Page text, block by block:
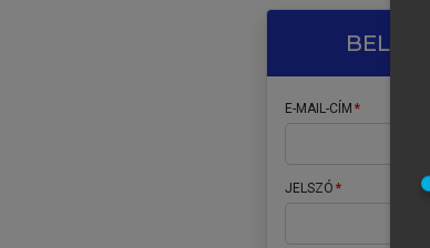
E-MAIL-CÍM
JELSZÓ